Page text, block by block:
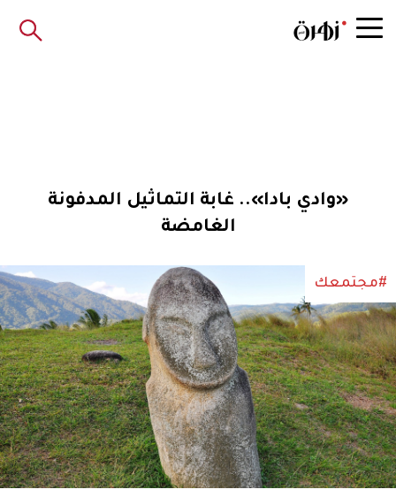
«وادي بادا».. غابة التماثيل المدفونة
الغامضة
#مجتمعك